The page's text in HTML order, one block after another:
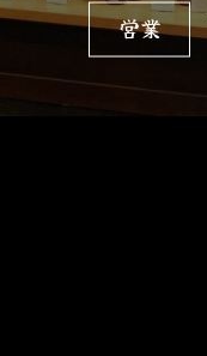
営業